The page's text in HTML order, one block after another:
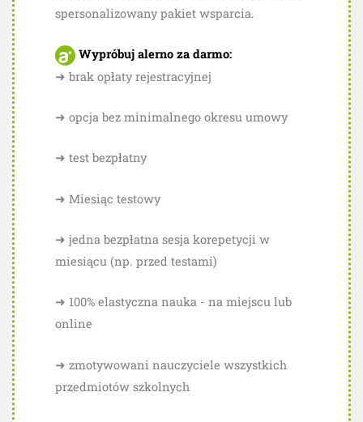
spersonalizowany pakiet wsparcia.
Wypróbuj alerno za darmo:
➜ brak opłaty rejestracyjnej
➜ opcja bez minimalnego okresu umowy
➜ test bezpłatny
➜ Miesiąc testowy
➜ jedna bezpłatna sesja korepetycji w
miesiącu (np. przed testami)
➜ 100% elastyczna nauka - na miejscu lub
online
➜ zmotywowani nauczyciele wszystkich
przedmiotów szkolnych